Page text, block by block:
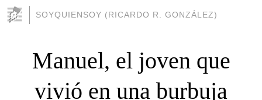
SOYQUIENSOY (RICARDO R. GONZÁLEZ)
Manuel, el joven que
vivió en una burbuja